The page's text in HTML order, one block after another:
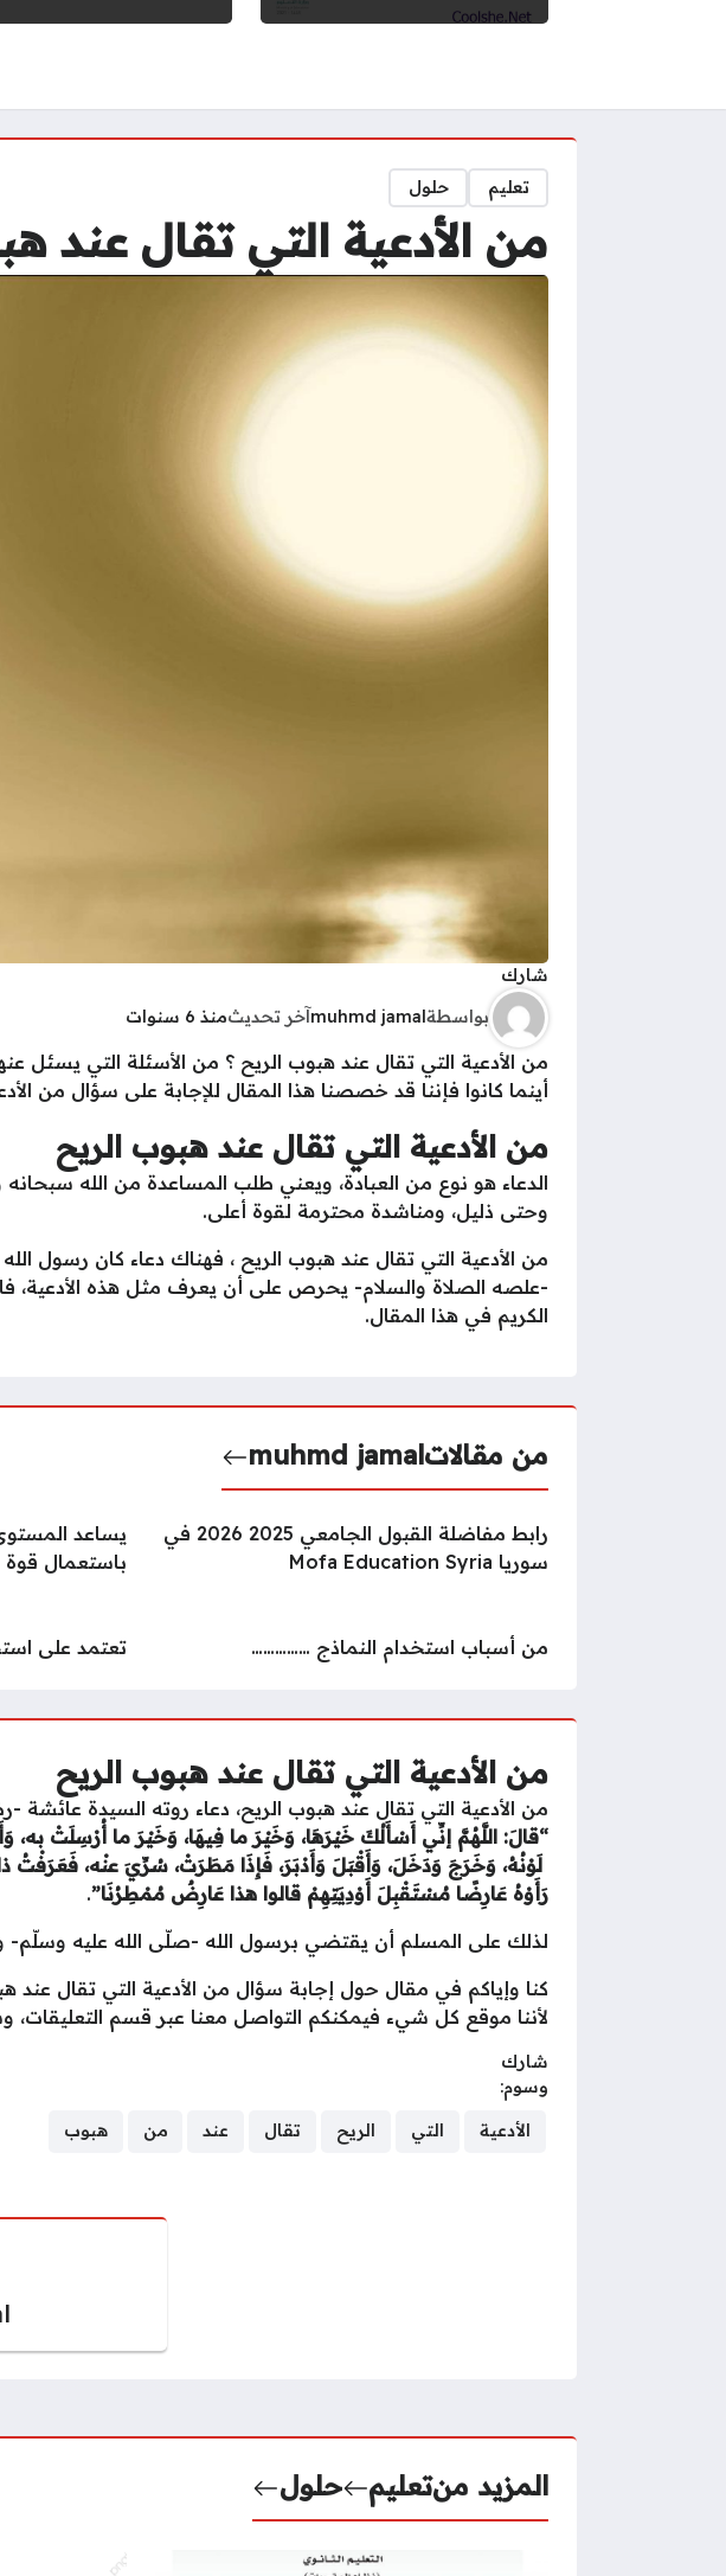
تعليم حلول
من الأدعية التي تقال عند
شارك
بواسطة muhmd jamal آخر تحديثمنذ 6 سنوات
من الأدعية التي تقال عند هبوب الريح ؟ من الأسئلة التي يسئل
أينما كانوا فإننا قد خصصنا هذا المقال للإجابة على سؤال من
من الأدعية التي تقال عند هبوب الريح
الدعاء هو نوع من العبادة، ويعني طلب المساعدة من الله
وحتى ذليل، ومناشدة محترمة لقوة أعلى.
من الأدعية التي تقال عند هبوب الريح ، فهناك دعاء كان رسول
-علصه الصلاة والسلام- يحرص على أن يعرف مثل هذه الأدعية،
الكريم في هذا المقال.
من مقالات muhmd jamal
رابط مفاضلة القبول الجامعي 2025 2026 في
سوريا Mofa Education Syria
يساعد
باستعمال قوة
من أسباب استخدام النماذج …………… تعتمد على
من الأدعية التي تقال عند هبوب الريح
من الأدعية التي تقال عند هبوب الريح، دعاء روته السيدة
“قالَ: اللَّهُمَّ إنِّي أَسْأَلُكَ خَيْرَهَا، وَخَيْرَ ما فِيهَا، وَخَيْرَ ما أُرْسِلَتْ به،
لَوْنُهُ، وَخَرَجَ وَدَخَلَ، وَأَقْبَلَ وَأَدْبَرَ، فَإِذَا مَطَرَتْ، سُرِّيَ عنْه، فَعَرَفْتُ
رَأَوْهُ عَارِضًا مُسْتَقْبِلَ أَوْدِيَتِهِمْ قالوا هذا عَارِضٌ مُمْطِرُنَا”.
لذلك على المسلم أن يقتضي برسول الله -صلّى الله عليه وسلّم-
كنا وإياكم في مقال حول إجابة سؤال من الأدعية التي تقال
لأننا موقع كل شيء فيمكنكم التواصل معنا عبر قسم التعليقات،
شارك
وسوم:
الأدعية التي الريح تقال عند من هبوب
المزيد منتعليم حلول